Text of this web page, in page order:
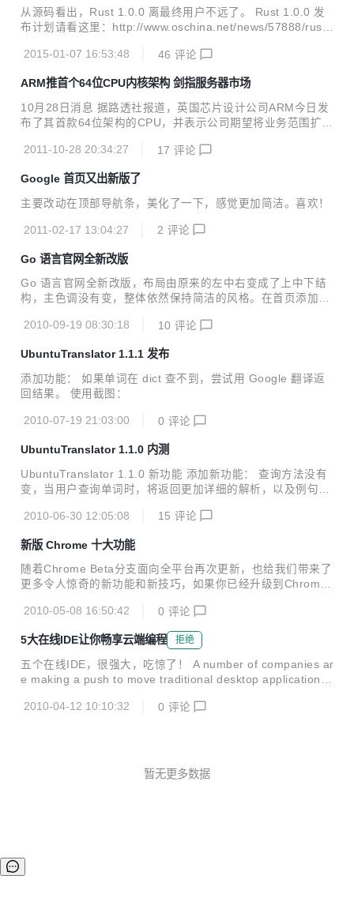
还有很多编程实践在里面，可以更好地帮助新手系统的了解语
言的全貌。【推荐】 2、由Steve Klabnik维护的《Rust by Ex
ample》。它为Rust的每功能点提供一个示例程序...
从源码看出，Rust 1.0.0 离最终用户不远了。 Rust 1.0.0 发
布计划请看这里：http://www.oschina.net/news/57888/rust-
布，当 Rust 达到 Alpha 版本，那么就意味着 Rust 语言方面
会有警告。 发行说明和参考资料请看：http://my.oschina.ne
t/zengsai/blog/364775 Rust 是 Mozilla 的一个新的编程语
言，由web语言的领军人物Bren...
2015-01-07 16:53:48 46 评论
ARM推首个64位CPU内核架构 剑指服务器市场
10月28日消息 据路透社报道，英国芯片设计公司ARM今日发
布了其首款64位架构的CPU，并表示公司期望将业务范围扩大
M推出的新64位架构的CPU内核为ARMv8，同时兼容32位和6
赢得了市场，从此我们能够提供具备64位处理能力的节能解决
方案了。 Nvidia高级副总裁Dan Vivoli表示，“Nvidia公司在节
8架构，我们相信这会是契机，一次突破。今后我们的产品将
2011-10-28 20:34:27 17 评论
Google 首页又出新版了
主要改动在顶部导航条，美化了一下，感觉更加简洁。喜欢！
2011-02-17 13:04:27 2 评论
Go 语言官网全新改版
Go 语言官网全新改版，布局由原来的左中右变成了上中下结
构，主色调没有变，整体依然保持简洁的风格。在首页添加了
源码，但该模块不支持本地文件系统和网络 API，所以只有一
限制。具体原理请参考： [How does it work?]
2010-09-19 08:30:18 10 评论
UbuntuTranslator 1.1.1 发布
添加功能： 如果单词在 dict 查不到，尝试用 Google 翻译返
回结果。 使用截图：
2010-07-19 21:03:00 0 评论
UbuntuTranslator 1.1.0 内测
UbuntuTranslator 1.1.0 新功能 添加新功能： 查询方法没有
变，当用户查询单词时，将返回更加详细的解析，以及例句。
2010-06-30 12:05:08
15 评论
新版 Chrome 十大功能
随着Chrome Beta分支面向全平台再次更新，也给我们带来了
更多令人惊奇的新功能和新技巧，如果你已经升级到Chrome
个操作，也许会让你发现新的东西： 1、Chrome会记住每个
网站的缩放设置 比如打开一个网页，使用Ctrl+ 或者Ctrl-对页
面进行缩放操作，关闭该标签然后再打开，你会发现Chrome
会自动记住你关闭前的缩放设置； 2、删除指定的历史记录 大
家知道历史记录会记录你浏览过的网站，不过很多时候可能我
们都需要删除曾经浏览过的不和谐网站，或者成人网站，而新
版的Chrome Beta就可以允许你删除指定的历史记录...
2010-05-08 16:50:42 0 评论
5大在线IDE让你畅享云端编程 拒绝
五个在线IDE，很强大，吃惊了！ A number of companies ar
e making a push to move traditional desktop applications i
s and presentations all from the web browser with ease. P
2010-04-12 10:10:32 0 评论
暂无更多数据